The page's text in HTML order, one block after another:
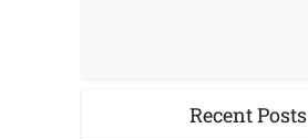
Recent Posts